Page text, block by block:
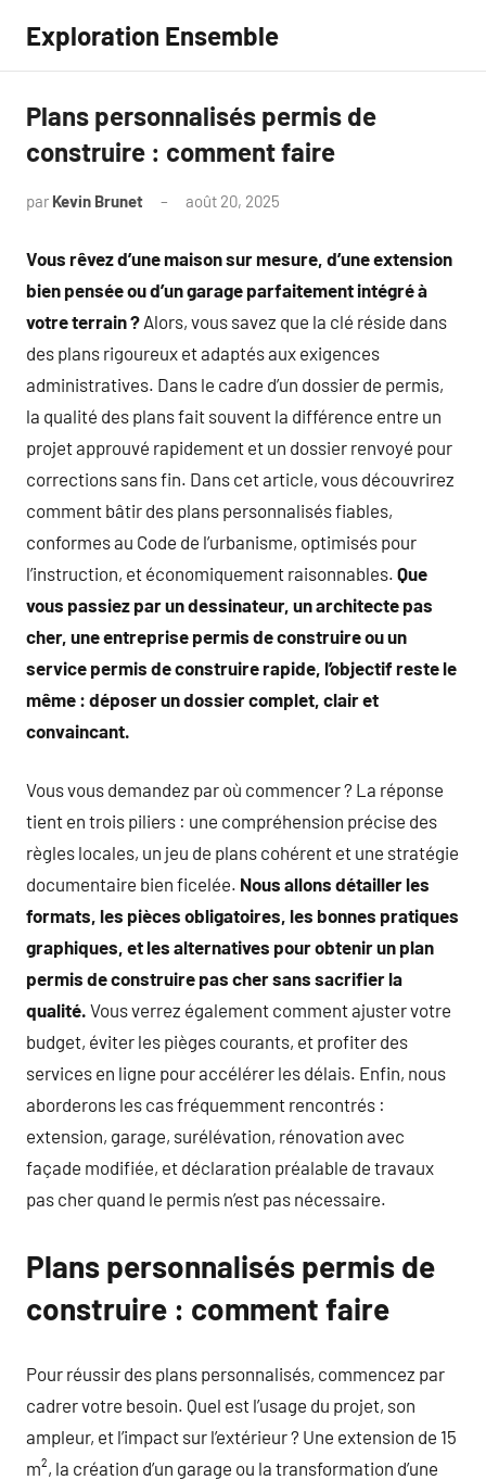
contenu
Exploration Ensemble
Plans personnalisés permis de
construire : comment faire
par Kevin Brunet août 20, 2025
Vous rêvez d’une maison sur mesure, d’une extension
bien pensée ou d’un garage parfaitement intégré à
votre terrain ? Alors, vous savez que la clé réside dans
des plans rigoureux et adaptés aux exigences
administratives. Dans le cadre d’un dossier de permis,
la qualité des plans fait souvent la différence entre un
projet approuvé rapidement et un dossier renvoyé pour
corrections sans fin. Dans cet article, vous découvrirez
comment bâtir des plans personnalisés fiables,
conformes au Code de l’urbanisme, optimisés pour
l’instruction, et économiquement raisonnables. Que
vous passiez par un dessinateur, un architecte pas
cher, une entreprise permis de construire ou un
service permis de construire rapide, l’objectif reste le
même : déposer un dossier complet, clair et
convaincant.
Vous vous demandez par où commencer ? La réponse
tient en trois piliers : une compréhension précise des
règles locales, un jeu de plans cohérent et une stratégie
documentaire bien ficelée. Nous allons détailler les
formats, les pièces obligatoires, les bonnes pratiques
graphiques, et les alternatives pour obtenir un plan
permis de construire pas cher sans sacrifier la
qualité. Vous verrez également comment ajuster votre
budget, éviter les pièges courants, et profiter des
services en ligne pour accélérer les délais. Enfin, nous
aborderons les cas fréquemment rencontrés :
extension, garage, surélévation, rénovation avec
façade modifiée, et déclaration préalable de travaux
pas cher quand le permis n’est pas nécessaire.
Plans personnalisés permis de
construire : comment faire
Pour réussir des plans personnalisés, commencez par
cadrer votre besoin. Quel est l’usage du projet, son
ampleur, et l’impact sur l’extérieur ? Une extension de 15
m², la création d’un garage ou la transformation d’une